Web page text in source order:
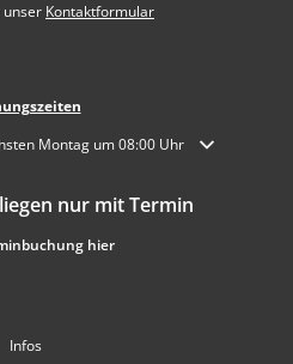
unser Kontaktformular
oder Schließzeiten auszublenden
Montag um 08:00 Uhr
nur mit Termin
hier
Infos